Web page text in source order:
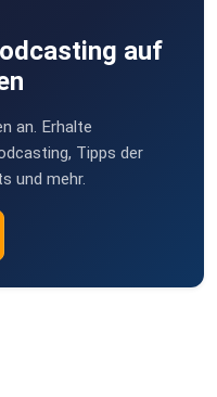
auf
an. Erhalte
Tipps der
und mehr.